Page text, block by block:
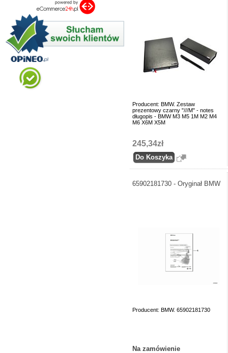
Producent: BMW. Zestaw
prezentowy czarny "///M" - notes
długopis - BMW M3 M5 1M M2 M4
M6 X6M X5M
245,34zł
65902181730 - Oryginał BMW
Producent: BMW. 65902181730
Na zamówienie